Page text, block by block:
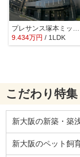
9.434万円 / 1LDK
こだわり特集
新大阪の新築・築
新大阪のペット飼